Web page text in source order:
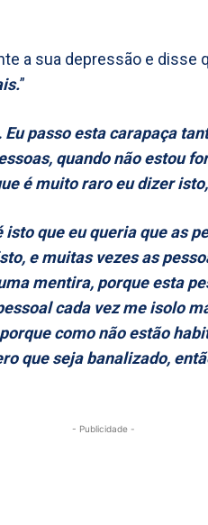
a sua depressão e disse
”
passo esta carapaça
quando não estou
é muito raro eu dizer
isto que eu queria que as
e muitas vezes as
mentira, porque esta
cada vez me isolo
como não estão
que seja banalizado,
- Publicidade -